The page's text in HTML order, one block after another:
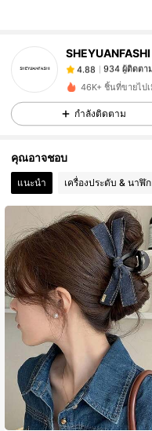
SHEYUANFASHI
4.88 934 ผู้ติดตา
4.88
4.88 934 ผู้ติดตา
4.88 934 ผู้ติดตา
4.88 934 ผู้ติดตาม
4.88 934 ผู้ติดตา
46K+ ชิ้นที่ขายไปเ
กำลังติดตาม
คุณอาจชอบ
แนะนำ เครื่องประดับ & นาฬิ